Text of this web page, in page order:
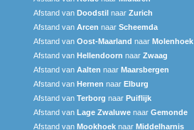
Afstand van Doodstil naar Zurich
Afstand van Arcen naar Scheemda
Afstand van Oost-Maarland naar Molenhoek
Afstand van Hellendoorn naar Zwaag
Afstand van Aalten naar Maarsbergen
Afstand van Hernen naar Elburg
Afstand van Terborg naar Puiflijk
Afstand van Lage Zwaluwe naar Gemonde
Afstand van Mookhoek naar Middelharnis